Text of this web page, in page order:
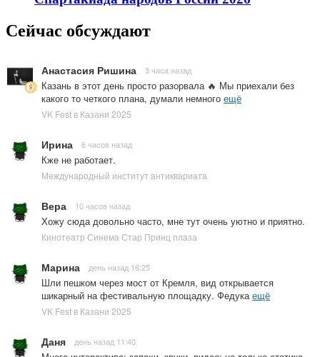
Сейчас обсуждают
Анастасия Ришина 3 часа назад
Казань в этот день просто разорвала 🔥 Мы приехали без
какого то четкого плана, думали немного ещё
VK Fest в Казани 2025
Ирина 6 часов назад
Кже не работает.
Международный институт антиквариата
Вера 10 часов назад
Хожу сюда довольно часто, мне тут очень уютно и приятно.
Кинотеатр Синема Стар Принц плаза
Марина день назад 16:25
Шли пешком через мост от Кремля, вид открывается
шикарный на фестивальную площадку. Федукаещё
VK Fest в Казани 2025
Даня день назад 11:40